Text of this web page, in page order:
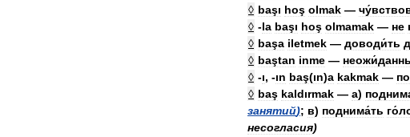
◊ başı hoş olmak —
◊ -la başı hoş olmamak — не
◊ başa iletmek — доводи́ть
◊ baştan inme —
◊ -ı, -ın baş(ın)a kakmak —
◊ baş kaldırmak — а)
занятий); в) поднима́ть
несогласия)